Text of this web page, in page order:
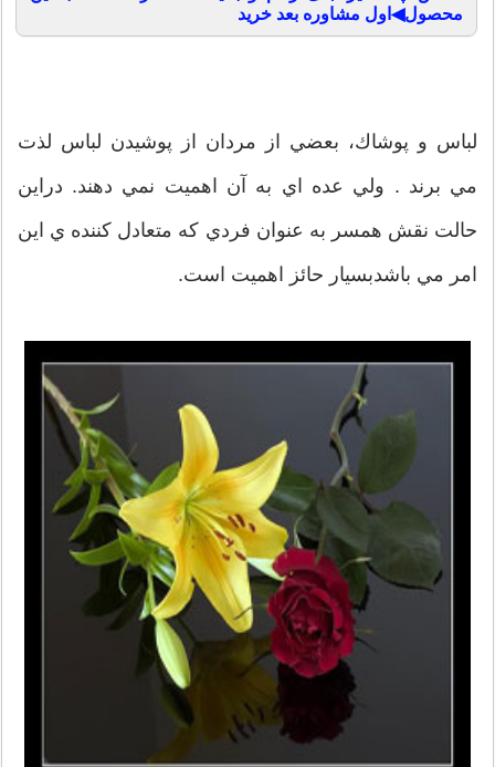
محصول◀اول مشاوره بعد خرید
لباس و پوشاك، بعضي از مردان از پوشيدن لباس لذت
مي برند . ولي عده اي به آن اهميت نمي دهند. دراين
حالت نقش همسر به عنوان فردي كه متعادل كننده ي اين
امر مي باشدبسيار حائز اهميت است.